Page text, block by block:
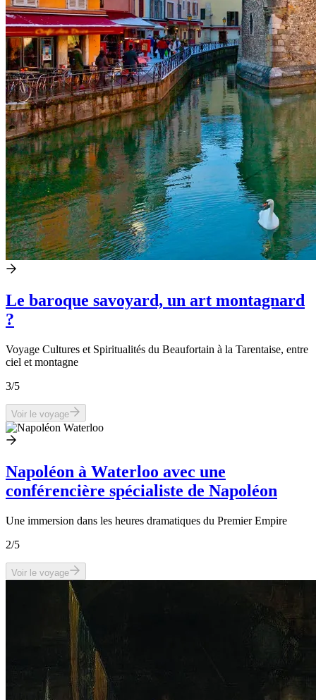
Le baroque savoyard, un art montagnard
?
Voyage Cultures et Spiritualités du Beaufortain à la Tarentaise, entre
ciel et montagne
3/5
Voir le voyage
Napoléon à Waterloo avec une
conférencière spécialiste de Napoléon
Une immersion dans les heures dramatiques du Premier Empire
2/5
Voir le voyage